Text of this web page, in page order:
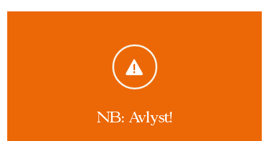
NB: Avlyst!